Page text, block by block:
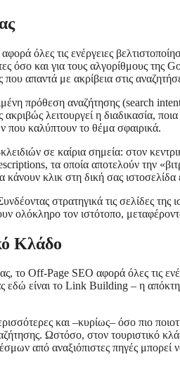
όλες τις ενέργειες
όσο και για τους αλγορίθμους
απαντά με ακρίβεια στις
πρόθεση αναζήτησης (search
λειτουργεί η διαδικασία,
που καλύπτουν το θέμα σφαιρικά.
σε καίρια σημεία: στον
τα οποία αποτελούν την
κλικ στη δική σας ιστοσελίδα
στρατηγικά τις σελίδες της
ολόκληρο τον ιστότοπο,
Κλάδο
Off-Page SEO αφορά όλες τις
εδώ είναι το Link Building – η
και –κυρίως– όσο πιο
Ωστόσο, στον τουριστικό
από αναξιόπιστες πηγές